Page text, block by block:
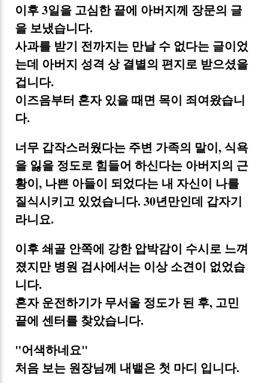
이후 3일을 고심한 끝에 아버지께 장문의 글
을 보냈습니다.
사과를 받기 전까지는 만날 수 없다는 글이었
는데 아버지 성격 상 결별의 편지로 받으셨을
겁니다.
이즈음부터 혼자 있을 때면 목이 죄여왔습니
다.
너무 갑작스러웠다는 주변 가족의 말이, 식욕
을 잃을 정도로 힘들어 하신다는 아버지의 근
황이, 나쁜 아들이 되었다는 내 자신이 나를
질식시키고 있었습니다. 30년만인데 갑자기
라니요.
이후 쇄골 안쪽에 강한 압박감이 수시로 느껴
졌지만 병원 검사에서는 이상 소견이 없었습
니다.
혼자 운전하기가 무서울 정도가 된 후, 고민
끝에 센터를 찾았습니다.
"어색하네요"
처음 보는 원장님께 내뱉은 첫 마디 입니다.